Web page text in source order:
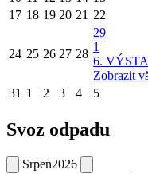
17 18 19 20 21 22
24 25 26 27 28
29
1
6.
Zobrazit
31 1 2 3 4 5
Svoz odpadu
Srpen2026